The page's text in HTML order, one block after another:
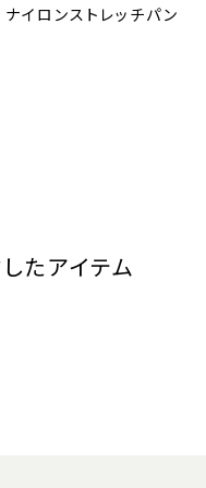
イロンストレッチパン
たアイテム